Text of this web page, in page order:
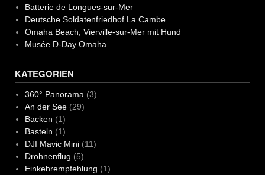
Batterie de Longues-sur-Mer
Deutsche Soldatenfriedhof La Cambe
Omaha Beach, Vierville-sur-Mer mit Hund
Musée D-Day Omaha
KATEGORIEN
360° Panorama (3)
An der See(29)
Backen (1)
Basteln (1)
DJI Mavic Mini(11)
Drohnenflug (5)
Einkehrempfehlung (1)